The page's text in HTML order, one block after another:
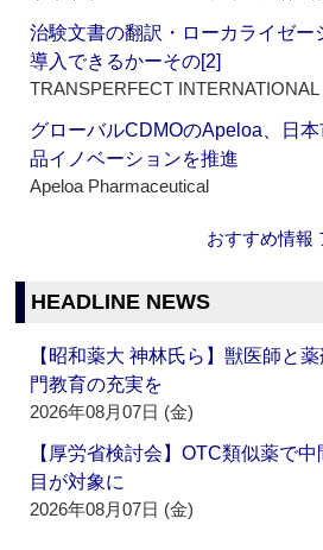
治験文書の翻訳・ローカライゼー
導入できるかーその[2]
TRANSPERFECT INTERNATIONAL
グローバルCDMOのApeloa、日
品イノベーションを推進
Apeloa Pharmaceutical
おすすめ情報
HEADLINE NEWS
【昭和薬大 神林氏ら】獣医師と
門教育の充実を
2026年08月07日 (金)
【厚労省検討会】OTC類似薬で
目が対象に
2026年08月07日 (金)